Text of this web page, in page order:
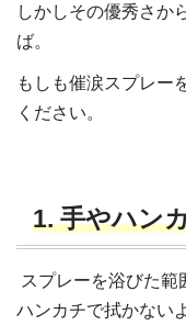
しかしその優秀さか
ば。
もしも催涙スプレー
ください。
1. 手やハン
スプレーを浴びた
ハンカチで拭かない